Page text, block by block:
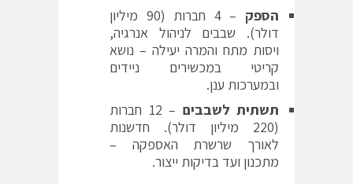
הספק
– 4 חברות (90 מיליון
דולר). שבבים לניהול אנרגיה,
ויסות מתח והמרה יעילה – נושא
קריטי במכשירים ניידים
ובמערכות ענן.
תשתית לשבבים
– 12 חברות
(220 מיליון דולר). חדשנות
לאורך שרשרת האספקה –
מתכנון ועד בדיקות ייצור.